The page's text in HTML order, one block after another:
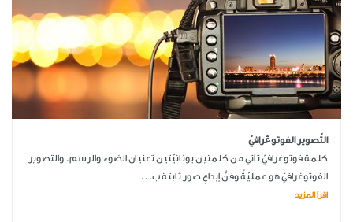
التّصوير الفوتوڠرافيّ
كلمة فوتوغرافيّ تأتي من كلمتين يونانيّتين تعنيان الضوء والرسم. والتصوير
الفوتوغرافيّ هو عمليّةُ وفنُّ إبداعِ صور ثابتة ب...
اقرأ المزيد